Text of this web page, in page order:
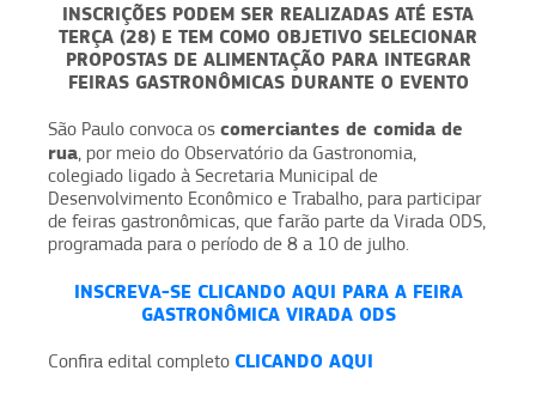
INSCRIÇÕES PODEM SER REALIZADAS ATÉ ESTA
TERÇA (28) E TEM COMO OBJETIVO SELECIONAR
PROPOSTAS DE ALIMENTAÇÃO PARA INTEGRAR
FEIRAS GASTRONÔMICAS DURANTE O EVENTO
São Paulo convoca os comerciantes de comida de
rua, por meio do Observatório da Gastronomia,
colegiado ligado à Secretaria Municipal de
Desenvolvimento Econômico e Trabalho, para participar
de feiras gastronômicas, que farão parte da Virada ODS,
programada para o período de 8 a 10 de julho.
INSCREVA-SE CLICANDO AQUI PARA A FEIRA
GASTRONÔMICA VIRADA ODS
Confira edital completo CLICANDO AQUI